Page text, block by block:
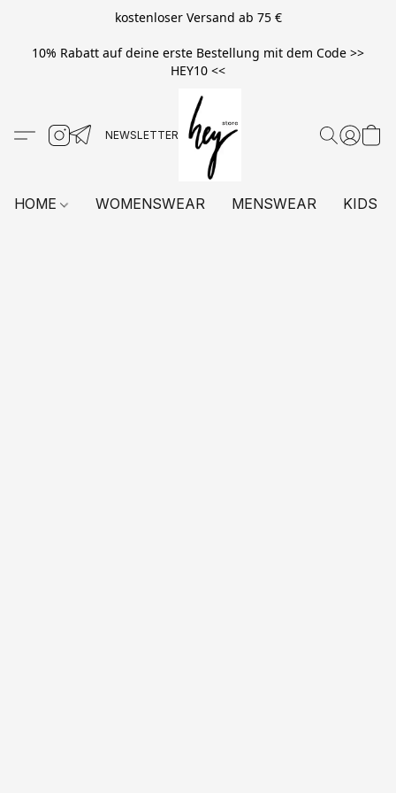
kostenloser Versand ab 75 €
10% Rabatt auf deine erste Bestellung mit dem Code >>
HEY10 <<
HOME WOMENSWEAR MENSWEAR KIDS